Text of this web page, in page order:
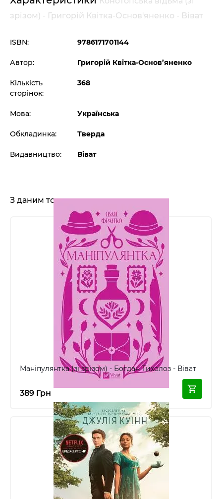
зрізом) - Григорій Квітка-Основ'яненко - Віват
ISBN: 9786171701144
Автор: Григорій Квітка-Основ’яненко
Кількість
сторінок:
368
Мова: Українська
Обкладинка: Тверда
Видавництво: Віват
З даним товаром також купують:
Маніпулянтка (зі зрізом) - Богдан Тихолоз - Віват
389 Грн